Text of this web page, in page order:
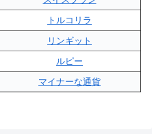
トルコリラ
リンギット
ルピー
マイナーな通貨